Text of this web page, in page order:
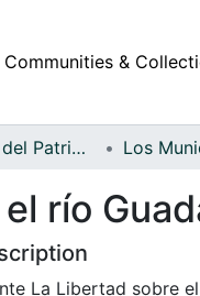
Communities &
Fondo Archivo del Patrimonio Fotográfico y Fílmico del Valle del Cauca Los
río
La Libertad sobre